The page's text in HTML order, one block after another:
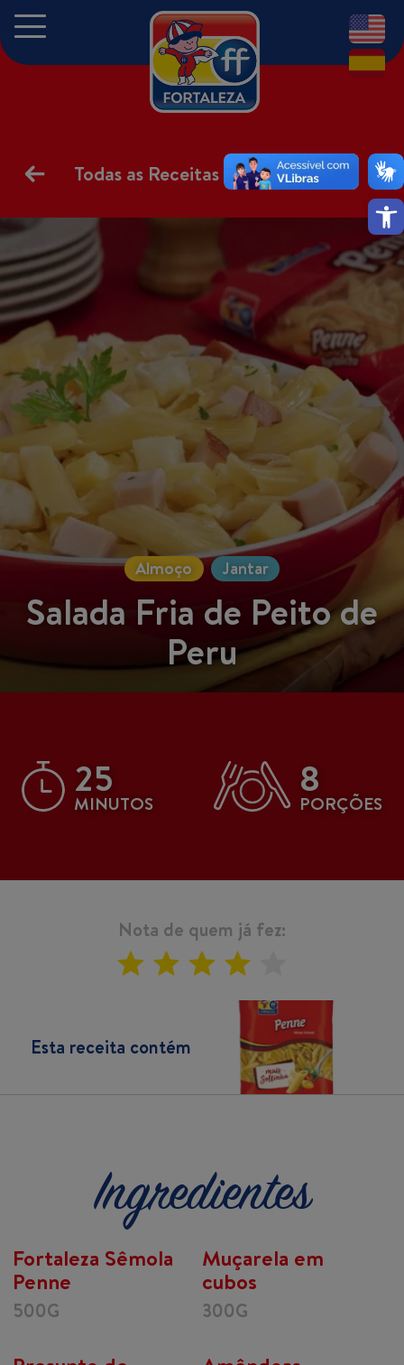
EN
Todas as Receitas
Almoço Jantar
Salada Fria de Peito de
Peru
25
MINUTOS
8
PORÇÕES
Nota de quem já fez:
Esta receita contém
Ingredientes
Fortaleza Sêmola
Penne
500G
Muçarela em
cubos
300G